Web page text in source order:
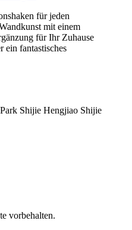
für jeden
mit einem
für Ihr Zuhause
ein fantastisches
Shijie Hengjiao Shijie
vorbehalten.